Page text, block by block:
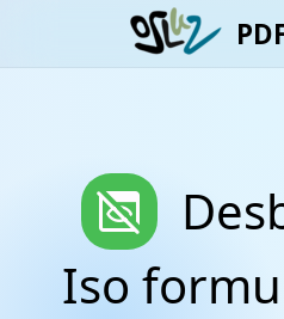
preview_off
Iso